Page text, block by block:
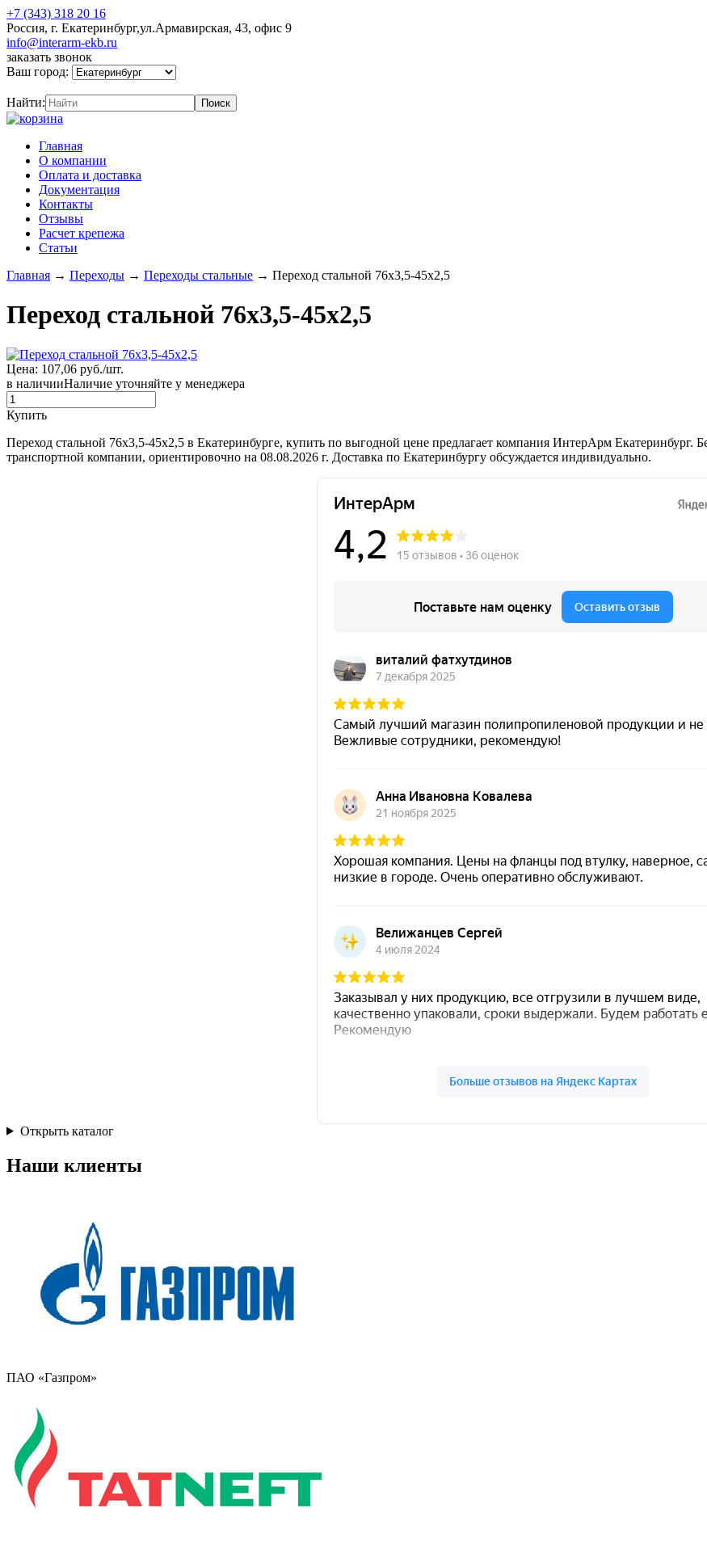
+7 (343) 318 20 16
Россия, г. Екатеринбург,ул.Армавирская, 43, офис 9
info@interarm-ekb.ru
заказать звонок
Ваш город:
Найти:
Главная
О компании
Оплата и доставка
Документация
Контакты
Отзывы
Расчет крепежа
Статьи
Главная → Переходы → Переходы стальные → Переход стальной 76х3,5-45х2,5
Переход стальной 76х3,5-45х2,5
Цена: 107,06 руб./шт.
в наличииНаличие уточняйте у менеджера
Купить
Переход стальной 76х3,5-45х2,5 в Екатеринбурге, купить по выгодной цене предлагает компания ИнтерАрм Екатеринбург.
транспортной компании, ориентировочно на 08.08.2026 г. Доставка по Екатеринбургу обсуждается индивидуально.
Открыть каталог
Наши клиенты
ПАО «Газпром»